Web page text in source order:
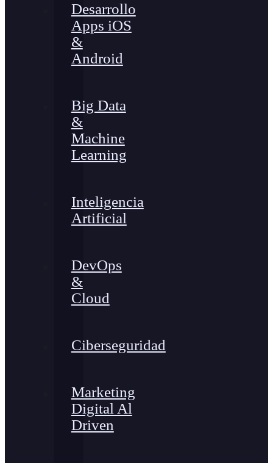
Desarrollo
Apps iOS
&
Android
Big Data
&
Machine
Learning
Inteligencia
Artificial
DevOps
&
Cloud
Ciberseguridad
Marketing
Digital Al
Driven